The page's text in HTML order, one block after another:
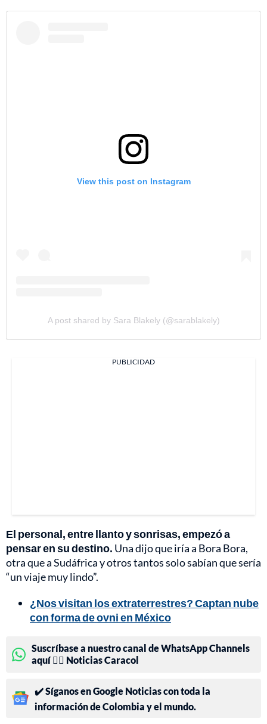
View this post on Instagram
A post shared by Sara Blakely (@sarablakely)
PUBLICIDAD
El personal, entre llanto y sonrisas, empezó a
pensar en su destino. Una dijo que iría a Bora Bora,
otra que a Sudáfrica y otros tantos solo sabían que sería
“un viaje muy lindo”.
¿Nos visitan los extraterrestres? Captan nube
con forma de ovni en México
Suscríbase a nuestro canal de WhatsApp Channels
aquí 👉🏻 Noticias Caracol
✔️ Síganos en Google Noticias con toda la
información de Colombia y el mundo.